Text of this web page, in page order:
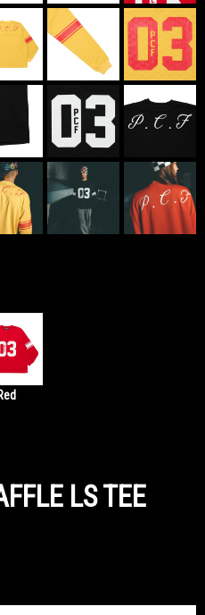
LS TEE